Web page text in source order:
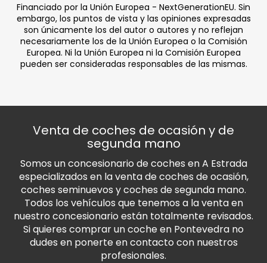
Financiado por la Unión Europea - NextGenerationEU. Sin
embargo, los puntos de vista y las opiniones expresadas
son únicamente los del autor o autores y no reflejan
necesariamente los de la Unión Europea o la Comisión
Europea. Ni la Unión Europea ni la Comisión Europea
pueden ser consideradas responsables de las mismas.
Venta de coches de ocasión y de
segunda mano
Somos un concesionario de coches en A Estrada
especializados en la venta de coches de ocasión,
coches seminuevos y coches de segunda mano.
Todos los vehículos que tenemos a la venta en
nuestro concesionario están totalmente revisados.
Si quieres comprar un coche en Pontevedra no
dudes en ponerte en contacto con nuestros
profesionales.